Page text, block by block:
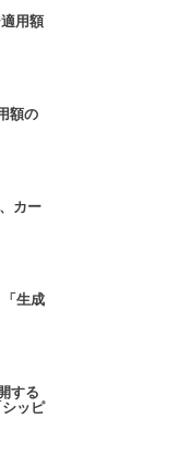
用額
額の
カー
生成
する
ッピ